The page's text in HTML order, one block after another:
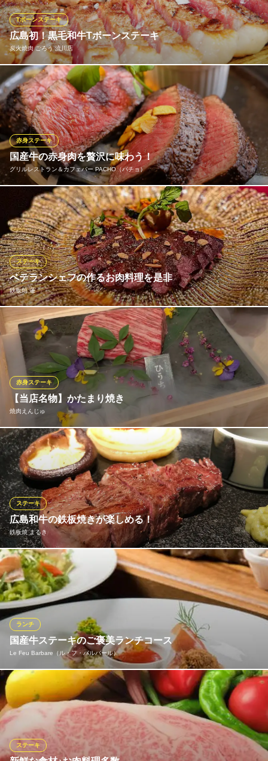
百百の木
Ａ５黒毛和牛 鉄板焼
広電本線銀山町駅 徒歩5分
広島県広島市中区銀山町12-20 ８７ビル1F
広島初！黒毛和牛Tボーンステーキ
炭火焼肉 ごろう 流川店
Tボーンステーキ
広島で食べれるのは『ごろう』だけ！！専用の熟成庫にて40日～6
0日ドライエイジング！！！しっかり熟成された状態で旨味が凝縮
されています。
炭火焼肉 ごろう 流川店
熟成黒毛和牛専門店
広電本線胡町電停 徒歩3分
広島県広島市中区新天地1-26 三村ビル1F
国産牛の赤身肉を贅沢に味わう！
グリルレストラン＆カフェバー PACHO（パチョ）
赤身ステーキ
当店看板メニュー☆国産牛厚切り赤身肉のステーキは、なんと300
g！これを豪快に焼き上げ、アツアツの鉄板でお出し致します◎厚
切りだけど柔らかい、しっかり赤身肉の旨味を感じる自慢の逸品
です。是非一度ご賞味ください♪
グリルレストラン＆カフェバー PACHO（パチョ）
駅ビルのステーキ肉バル
ＪＲ広島駅 徒歩2分
広島県広島市南区松原町1-2 ekie1F
ベテランシェフの作るお肉料理を是非
鉄板焼 蓮
ステーキ
広島牛A5クラスのステーキから厳選したお肉を料理歴３０年以上
のシェフが披露！ （現在広島牛のフィレ肉、サーロインの引き合
いが強く入手困難になっています仕入れがない場合がございます
のでご了承くださいませ。）
鉄板焼 蓮
お好み焼、鉄板焼、接待
広電本線胡町駅 徒歩3分
広島県広島市中区堀川町4-4 右近ビル1F
【当店名物】かたまり焼き
焼肉えんじゅ
赤身ステーキ
炭火でじっくりと焼き上げた分厚い赤身肉。焼きあがる香ばしい
音と香り、そしてナイフで切り分けるライブ感。口に入れた瞬間
に広がる、深く、濃い赤身の余韻。自家製柚子胡椒とレモンでさ
っぱりと。大人の夜にふさわしい一皿です。
焼肉えんじゅ
焼肉 「延寿牛」専門店
広電横川線十日市町駅 徒歩3分
広島県広島市中区十日市町2-8-18
広島和牛の鉄板焼きが楽しめる！
鉄板焼 まるき
ステーキ
広島和牛のヒレステーキやタンステーキ、ハラミ焼きは『鉄板焼
まるき』いちおしのメニューです。焼きすぎない絶妙のタイミン
グでご提供いたします。
鉄板焼 まるき
広島鉄板焼き居酒屋
広電本線胡町駅 徒歩6分
広島県広島市中区薬研堀7-8
国産牛ステーキのご褒美ランチコース
Le Feu Barbare（ル・フ・バルバール）
ランチ
当店のランチコースは、お店の人気メニューを贅沢に詰め込ん
だ、とてもお得なコースとなっております。特注の薪窯で香ばし
くジューシーに焼き上げた極上ステーキをメインに、前菜やスー
プ、デザートまで大満足の全6品。お昼から五感を満たす大人の贅
沢時間を気軽に堪能していただけます。
ステーキ